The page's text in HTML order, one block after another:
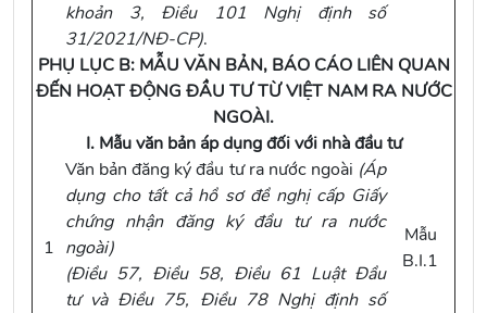
khoản 3, Điều 101 Nghị định số
31/2021/NĐ-CP).
PHỤ LỤC B: MẪU VĂN BẢN, BÁO CÁO LIÊN QUAN
ĐẾN HOẠT ĐỘNG ĐẦU TƯ TỪ VIỆT NAM RA NƯỚC
NGOÀI.
I. Mẫu văn bản áp dụng đối với nhà đầu tư
1
Văn bản đăng ký đầu tư ra nước ngoài (Áp
dụng cho tất cả hồ sơ đề nghị cấp Giấy
chứng nhận đăng ký đầu tư ra nước
ngoài)
(Điều 57, Điều 58, Điều 61 Luật Đầu
tưvà Điều 75, Điều 78 Nghị định số
Mẫu
B.I.1